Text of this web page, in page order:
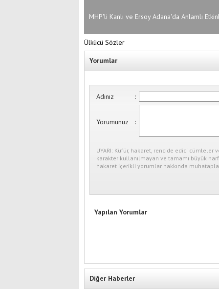
MHP'li Kanlı ve Ersoy Adana'da Anlamlı
Ülkücü Sözler
Yorumlar
Adınız :
Yorumunuz :
UYARI: Küfür, hakaret, rencide edici cümleler
karakter kullanılmayan ve tamamı büyük
hakaret içerikli yorumlar hakkında
Yapılan Yorumlar
Diğer Haberler